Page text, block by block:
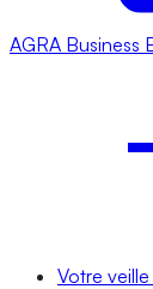
AGRA Business
Votre